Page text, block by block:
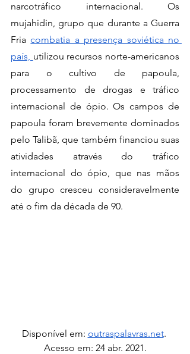
narcotráfico internacional. Os
mujahidin, grupo que durante a Guerra
Fria combatia a presença soviética no
país, utilizou recursos norte-americanos
para o cultivo de papoula,
processamento de drogas e tráfico
internacional de ópio. Os campos de
papoula foram brevemente dominados
pelo Talibã, que também financiou suas
atividades através do tráfico
internacional do ópio, que nas mãos
do grupo cresceu consideravelmente
até o fim da década de 90.
Disponível em: outraspalavras.net.
Acesso em: 24 abr. 2021.